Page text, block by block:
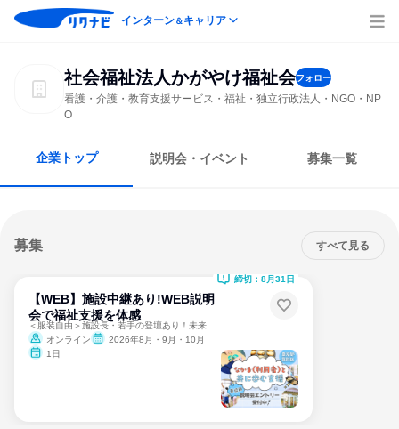
インターン＆キャリア
社会福祉法人かがやけ福祉会フォロー
看護・介護・教育支援サービス・福祉・独立行政法人・NGO・NP
O
企業トップ 説明会・イベント 募集一覧
募集 すべて見る
【WEB】施設中継あり!WEB説明
会で福祉支援を体感
オンライン
2026年8月・9月・10月
1日
締切：8月31日